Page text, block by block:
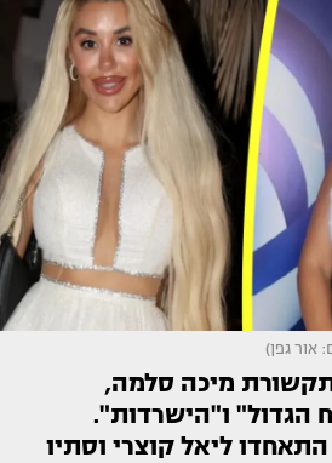
אור גפן)
מיכה סלמה,
הגדול" ו"הישרדות".
ליאל קוצרי וסתיו